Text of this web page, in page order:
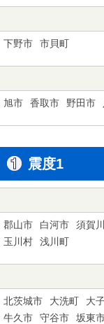
下野市 市貝町
旭市 香取市 野田市
震度1
郡山市 白河市 須賀
玉川村
浅川町
北茨城市 大洗町 大
牛久市
守谷市 坂東